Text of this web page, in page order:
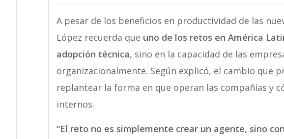
A pesar de los beneficios en productividad de las
López recuerda que uno de los retos en América
adopción técnica, sino en la capacidad de las
organizacionalmente. Según explicó, el cambio que
replantear la forma en que operan las compañías y
internos.
“El reto no es simplemente crear un agente, sino